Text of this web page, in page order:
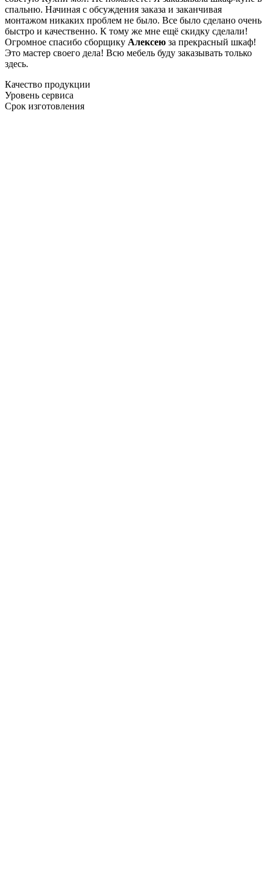
спальню. Начиная с обсуждения заказа и заканчивая
монтажом никаких проблем не было. Все было сделано очень
быстро и качественно. К тому же мне ещё скидку сделали!
Огромное спасибо сборщику Алексею за прекрасный шкаф!
Это мастер своего дела! Всю мебель буду заказывать только
здесь.
Качество продукции
Уровень сервиса
Срок изготовления